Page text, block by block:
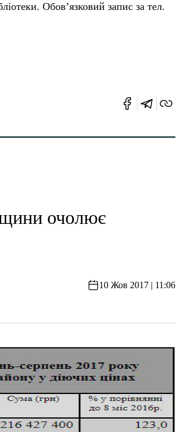
Обов’язковий запис за тел.
очолює
10 Жов 2017 | 11:06